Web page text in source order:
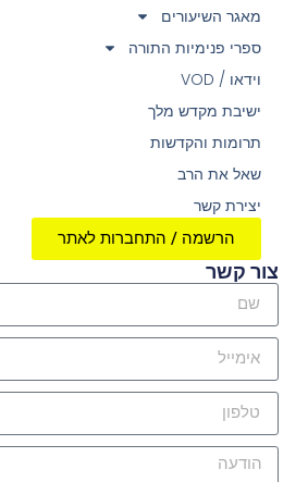
מאגר השיעורים
ספרי פנימיות התורה
וידאו / VOD
ישיבת מקדש מלך
תרומות והקדשות
שאל את הרב
יצירת קשר
הרשמה / התחברות לאתר
צור קשר